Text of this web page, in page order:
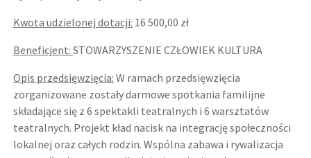
Kwota udzielonej dotacji: 16 500,00 zł
Beneficjent: STOWARZYSZENIE CZŁOWIEK KULTURA
Opis przedsięwzięcia: W ramach przedsięwzięcia
zorganizowane zostały darmowe spotkania familijne
składające się z 6 spektakli teatralnych i 6 warsztatów
teatralnych. Projekt kład nacisk na integrację społeczności
lokalnej oraz całych rodzin. Wspólna zabawa i rywalizacja